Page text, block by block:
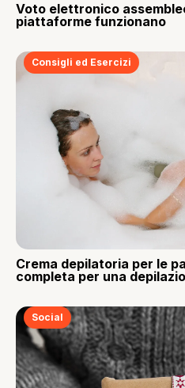
Voto elettronico
piattaforme funzionano
Consigli ed Esercizi
Crema depilatoria per le
completa per una
Social